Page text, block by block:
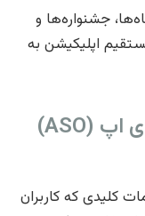
جشنواره‌ها و
اپلیکیشن به
بهینه‌سازی برای فروشگاه‌های اپ (ASO)
کلیدی که کاربران